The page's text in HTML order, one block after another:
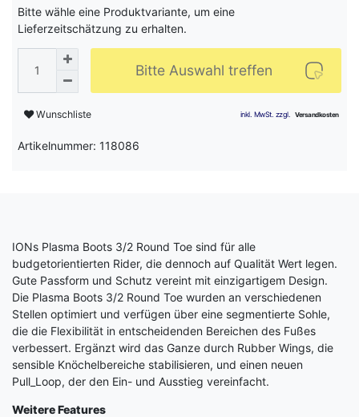
Bitte wähle eine Produktvariante, um eine
Lieferzeitschätzung zu erhalten.
Bitte Auswahl treffen
Wunschliste
Artikelnummer: 118086
IONs Plasma Boots 3/2 Round Toe sind für alle
budgetorientierten Rider, die dennoch auf Qualität Wert legen.
Gute Passform und Schutz vereint mit einzigartigem Design.
Die Plasma Boots 3/2 Round Toe wurden an verschiedenen
Stellen optimiert und verfügen über eine segmentierte Sohle,
die die Flexibilität in entscheidenden Bereichen des Fußes
verbessert. Ergänzt wird das Ganze durch Rubber Wings, die
sensible Knöchelbereiche stabilisieren, und einen neuen
Pull_Loop, der den Ein- und Ausstieg vereinfacht.
Weitere Features